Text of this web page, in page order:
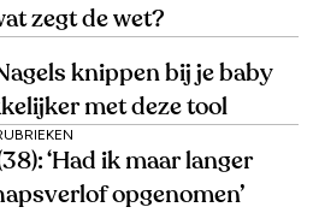
zegt de wet?
knippen bij je baby
met deze tool
‘Had ik maar langer
opgenomen’